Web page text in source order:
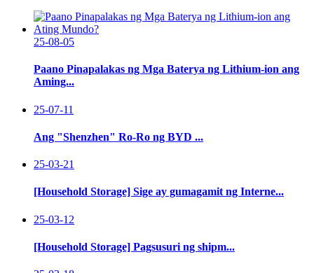
25-08-05
Paano Pinapalakas ng Mga Baterya ng Lithium-ion ang
Aming...
25-07-11
Ang "Shenzhen" Ro-Ro ng BYD ...
25-03-21
[Household Storage] Sige ay gumagamit ng Interne...
25-03-12
[Household Storage] Pagsusuri ng shipm...